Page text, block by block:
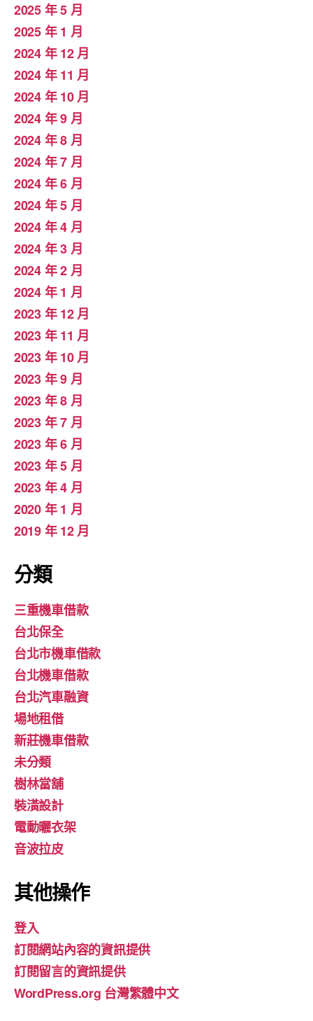
2025 年 5 月
2025 年 1 月
2024 年 12 月
2024 年 11 月
2024 年 10 月
2024 年 9 月
2024 年 8 月
2024 年 7 月
2024 年 6 月
2024 年 5 月
2024 年 4 月
2024 年 3 月
2024 年 2 月
2024 年 1 月
2023 年 12 月
2023 年 11 月
2023 年 10 月
2023 年 9 月
2023 年 8 月
2023 年 7 月
2023 年 6 月
2023 年 5 月
2023 年 4 月
2020 年 1 月
2019 年 12 月
分類
三重機車借款
台北保全
台北市機車借款
台北機車借款
台北汽車融資
場地租借
新莊機車借款
未分類
樹林當舖
裝潢設計
電動曬衣架
音波拉皮
其他操作
登入
訂閱網站內容的資訊提供
訂閱留言的資訊提供
WordPress.org 台灣繁體中文